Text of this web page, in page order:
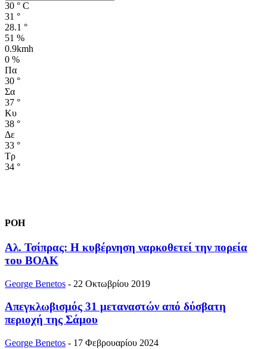
30 ° C
31 °
28.1 °
51 %
0.9kmh
0 %
Πα
30 °
Σα
37 °
Κυ
38 °
Δε
33 °
Τρ
34 °
ΡΟΗ
Αλ. Τσίπρας: Η κυβέρνηση ναρκοθετεί την πορεία
του ΒΟΑΚ
George Benetos - 22 Οκτωβρίου 2019
Aπεγκλωβισμός 31 μεταναστών από δύσβατη
περιοχή της Σάμου
George Benetos - 17 Φεβρουαρίου 2024